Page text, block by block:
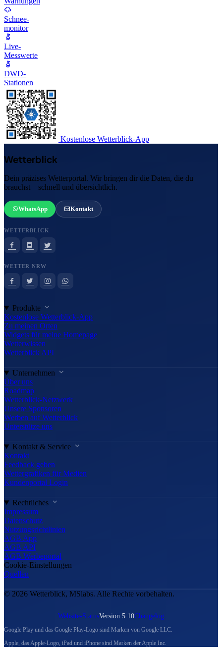
Schnee-
monitor
Live-
Messwerte
DWD-
Stationen
Kostenlose Wetterblick-App
Wetterblick
Dein präzises Wetterportal. Wir bringen dir die Daten, die du
brauchst – schnell und übersichtlich.
WhatsApp Kontakt
WETTERBLICK
WETTER NRW
Produkte
Kostenlose Wetterblick-App
Zu meinen Orten
Widgets für meine Homepage
Wetterwissen
Wetterblick API
Unternehmen
Über uns
Roadmap
Wetterblick-Netzwerk
Unsere Sponsoren
Werben auf Wetterblick
Unterstütze uns
Kontakt & Service
Kontakt
Feedback geben
Wettergrafiken für Medien
Kundenportal Login
Rechtliches
Impressum
Datenschutz
Nutzungsrichtlinien
AGB App
AGB API
AGB Werbeportal
Cookie-Einstellungen
Quellen
© 2026 Wetterblick, MSlabs. Alle Rechte vorbehalten.
Website-StatusVersion 5.10Changelog
Google Play und das Google Play-Logo sind Marken von Google LLC.
Apple, das Apple-Logo, iPad und iPhone sind Marken der Apple Inc.